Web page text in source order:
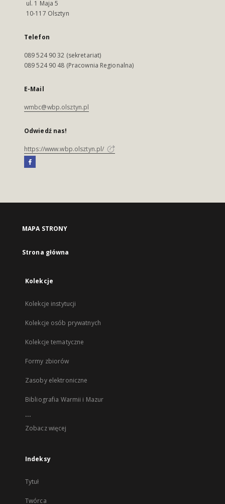
ul. 1 Maja 5
10-117 Olsztyn
Telefon
089 524 90 32 (sekretariat)
089 524 90 48 (Pracownia Regionalna)
E-Mail
wmbc@wbp.olsztyn.pl
Odwiedź nas!
https://www.wbp.olsztyn.pl/
MAPA STRONY
Strona główna
Kolekcje
Kolekcje instytucji
Kolekcje osób prywatnych
Kolekcje tematyczne
Formy zbiorów
Zasoby elektroniczne
Bibliografia Warmii i Mazur
...
Zobacz więcej
Indeksy
Tytuł
Twórca